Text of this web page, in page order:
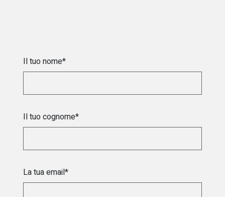
Il tuo nome*
Il tuo cognome*
La tua email*